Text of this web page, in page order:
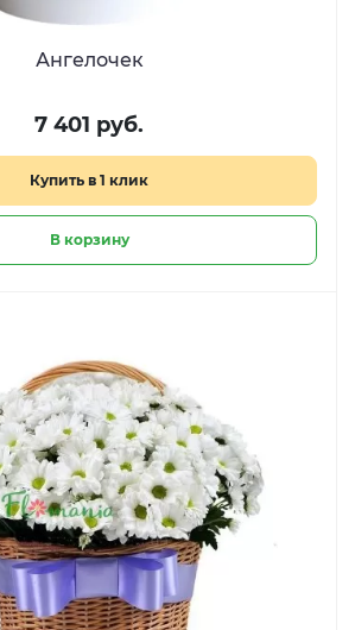
Ангелочек
7 401 руб.
Купить в 1 клик
В корзину